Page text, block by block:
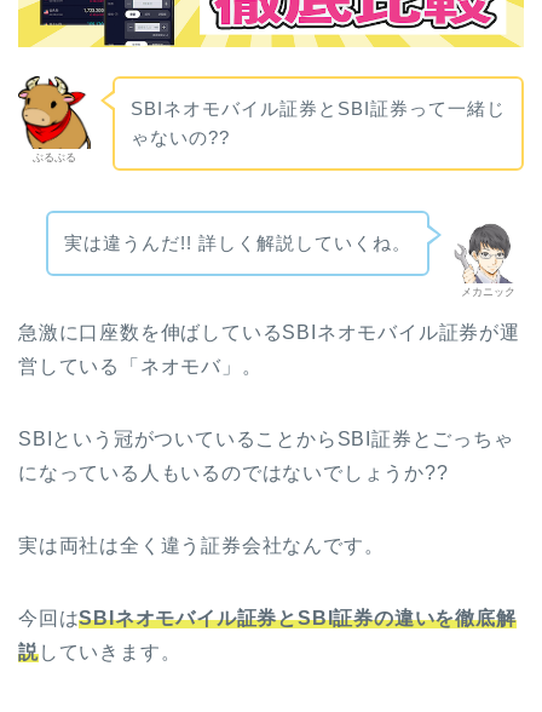
ぶるぶる
SBIネオモバイル証券とSBI証券って一緒じ
ゃないの??
メカニック
実は違うんだ!! 詳しく解説していくね。
急激に口座数を伸ばしているSBIネオモバイル証券が運
営している「ネオモバ」。
SBIという冠がついていることからSBI証券とごっちゃ
になっている人もいるのではないでしょうか??
実は両社は全く違う証券会社なんです。
今回はSBIネオモバイル証券とSBI証券の違いを徹底解
説していきます。